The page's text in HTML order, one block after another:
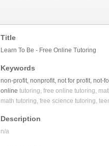
Title
Learn To Be - Free Online Tutoring
Keywords
non-profit, nonprofit, not for profit, not-
onlinetutoring, free online tutoring,
math tutoring, free science tutoring,
Description
n/a